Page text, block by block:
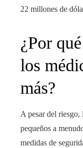
22 millones de
¿Por
los
más?
A pesar del riesgo,
pequeños a
medidas de